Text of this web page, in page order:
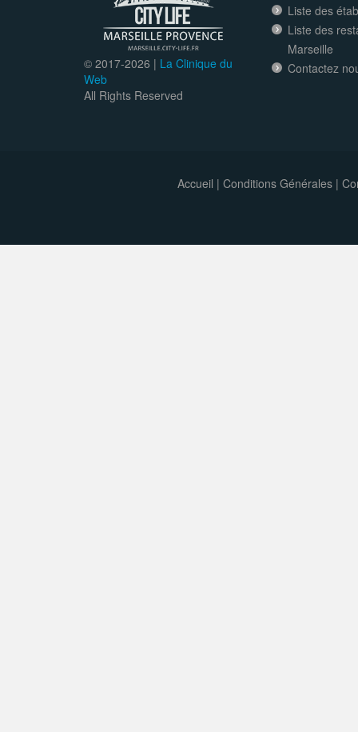
© 2017-2026 | La Clinique du
Web
All Rights Reserved
Liste des
Liste des
Marseille
Contactez
Accueil | Conditions Générales|